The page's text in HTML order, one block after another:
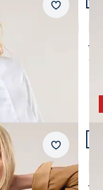
Merkzettel
ab
ab
Merkzettel
ab